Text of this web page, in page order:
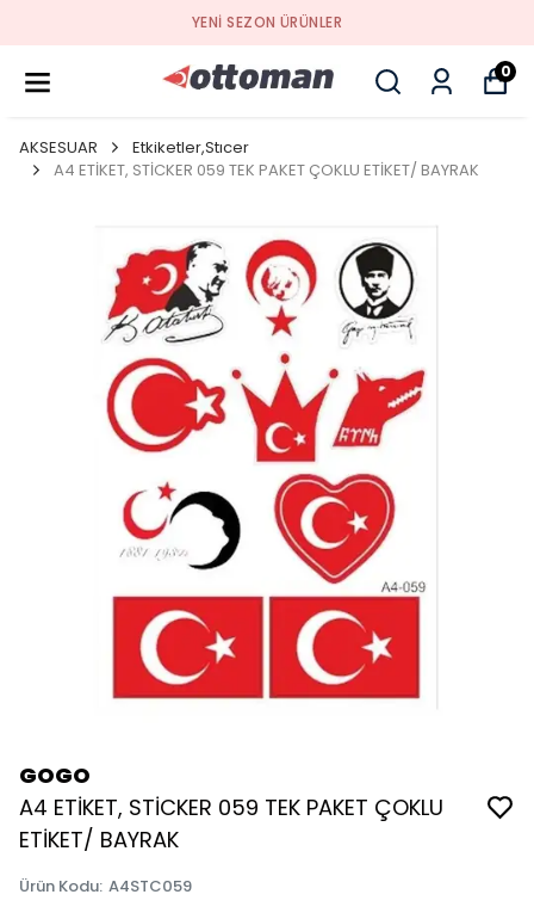
YENI SEZON ÜRÜNLER
0
AKSESUAR
Etkiketler,Stıcer
A4 ETİKET, STİCKER 059 TEK PAKET ÇOKLU ETİKET/ BAYRAK
GOGO
A4 ETİKET, STİCKER 059 TEK PAKET ÇOKLU
ETİKET/ BAYRAK
Ürün Kodu: A4STC059